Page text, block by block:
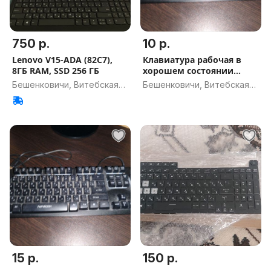
750 р.
Lenovo V15-ADA (82C7),
8ГБ RAM, SSD 256 ГБ
Бешенковичи, Витебская
обл.
10 р.
Клавиатура рабочая в
хорошем состоянии
светица 3 ц
Бешенковичи, Витебская
15 р. 150 р.